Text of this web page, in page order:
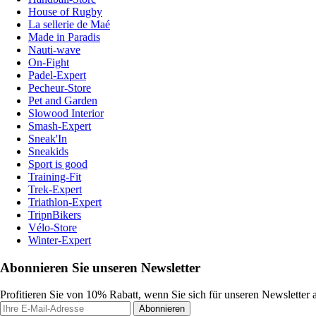
House of Rugby
La sellerie de Maé
Made in Paradis
Nauti-wave
On-Fight
Padel-Expert
Pecheur-Store
Pet and Garden
Slowood Interior
Smash-Expert
Sneak'In
Sneakids
Sport is good
Training-Fit
Trek-Expert
Triathlon-Expert
TripnBikers
Vélo-Store
Winter-Expert
Abonnieren Sie unseren Newsletter
Profitieren Sie von 10% Rabatt, wenn Sie sich für unseren Newsletter
Abonnieren